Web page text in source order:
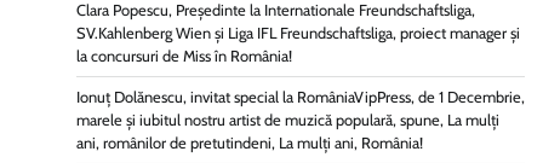
Clara Popescu, Președinte la Internationale Freundschaftsliga,
SV.Kahlenberg Wien şi Liga IFL Freundschaftsliga, proiect manager și
la concursuri de Miss în România!
Ionuț Dolănescu, invitat special la RomâniaVipPress, de 1 Decembrie,
marele și iubitul nostru artist de muzică populară, spune, La mulți
ani, românilor de pretutindeni, La mulți ani, România!